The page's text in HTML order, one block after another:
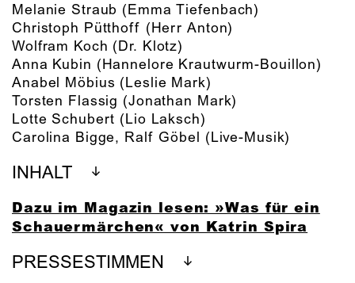
Melanie Straub (Emma Tiefenbach)
Christoph Pütthoff (Herr Anton)
Wolfram Koch (Dr. Klotz)
Anna Kubin (Hannelore Krautwurm-Bouillon)
Anabel Möbius (Leslie Mark)
Torsten Flassig (Jonathan Mark)
Lotte Schubert (Lio Laksch)
Carolina Bigge, Ralf Göbel (Live-Musik)
INHALT
Dazu im Magazin lesen: »Was für ein
Schauermärchen« von Katrin Spira
PRESSESTIMMEN